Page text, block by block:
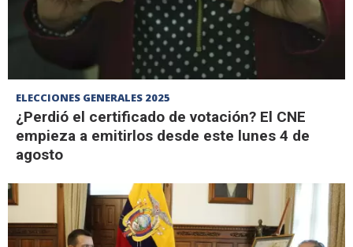
ELECCIONES GENERALES 2025
¿Perdió el certificado de votación? El CNE
empieza a emitirlos desde este lunes 4 de
agosto